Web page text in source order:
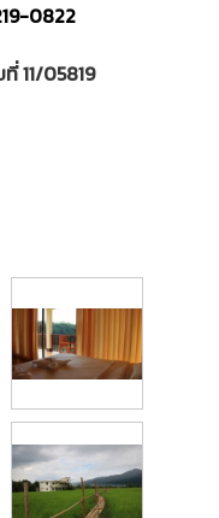
0822
11/05819